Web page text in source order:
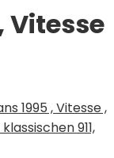
Vitesse
1995 , Vitesse ,
911,